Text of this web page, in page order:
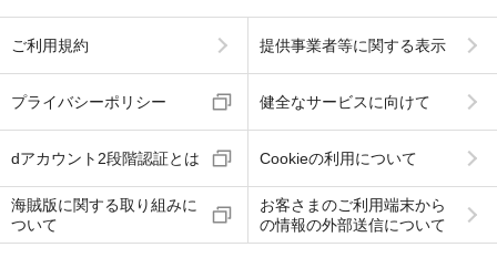
ご利用規約 提供事業者等に関する表示
プライバシーポリシー 健全なサービスに向けて
dアカウント2段階認証とは Cookieの利用について
海賊版に関する取り組みに
ついて
お客さまのご利用端末から
の情報の外部送信について